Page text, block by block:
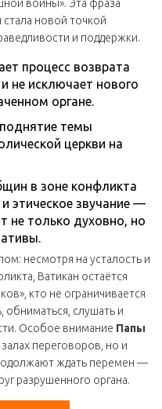
войны». Эта фраза
новой точкой
и поддержки.
процесс возврата
не исключает нового
органе.
темы
церкви на
в зоне конфликта
этическое звучание —
не только духовно, но
несмотря на усталость и
Ватикан остаётся
кто не ограничивается
обниматься, слушать и
Особое внимание Папы
переговоров, но и
ждать перемен —
разрушенного органа.